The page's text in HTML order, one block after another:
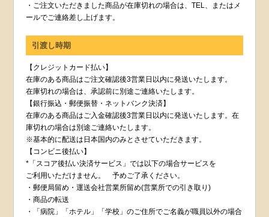
・ご注文いただきました商品が在庫切れの場合は、TEL、またはメ
ールでご連絡差し上げます。
引渡し時期
【クレジットカード払い】
在庫のある商品はご注文確認後3営業日以内に発送いたします。
在庫切れの場合は、承認前に別途ご連絡いたします。
【銀行振込・郵便振替・ネットバンク決済】
在庫のある商品はご入金確認後3営業日以内に発送いたします。在
庫切れの場合は別途ご連絡いたします。
※基本的に配送は日本国内のみとさせていただきます。
【コンビニ後払い】
*「スコア後払い決済サービス」では以下の場合サービスを
ご利用いただけません。 予めご了承ください。
・郵便局留め・運送会社営業所留め(営業所での引き取り)
・商品の転送
・「病院」「ホテル」「学校」のご住所でご名義が職員以外の場合